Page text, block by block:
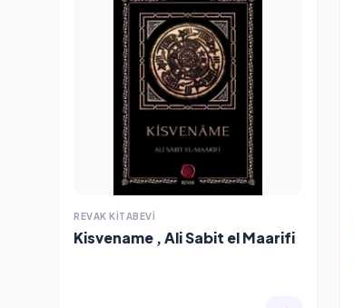
REVAK KITABEVI
Kisvename , Ali Sabit el Maarifi